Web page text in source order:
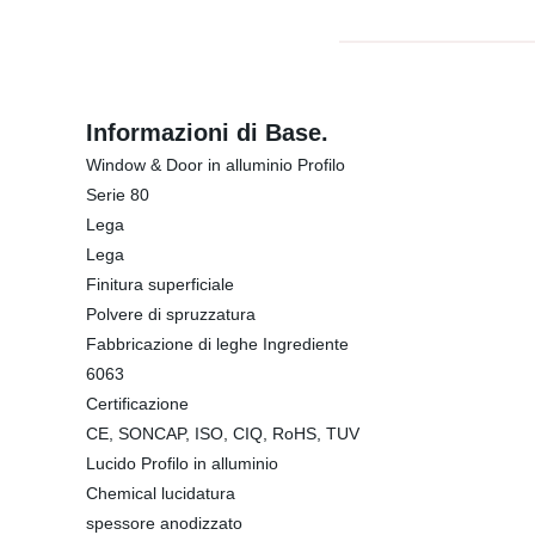
Informazioni di Base.
Window & Door in alluminio Profilo
Serie 80
Lega
Lega
Finitura superficiale
Polvere di spruzzatura
Fabbricazione di leghe Ingrediente
6063
Certificazione
CE, SONCAP, ISO, CIQ, RoHS, TUV
Lucido Profilo in alluminio
Chemical lucidatura
spessore anodizzato